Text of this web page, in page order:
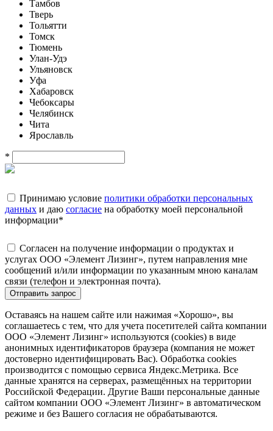
Тамбов
Тверь
Тольятти
Томск
Тюмень
Улан-Удэ
Ульяновск
Уфа
Хабаровск
Чебоксары
Челябинск
Чита
Ярославль
*
Принимаю условие политики обработки персональных
данных и даю согласие на обработку моей персональной
информации*
Согласен на получение информации о продуктах и
услугах ООО «Элемент Лизинг», путем направления мне
сообщений и/или информации по указанным мною каналам
связи (телефон и электронная почта).
Отправить запрос
Оставаясь на нашем сайте или нажимая «Хорошо», вы
соглашаетесь с тем, что для учета посетителей сайта компании
ООО «Элемент Лизинг» используются (cookies) в виде
анонимных идентификаторов браузера (компания не может
достоверно идентифицировать Вас). Обработка cookies
производится с помощью сервиса Яндекс.Метрика. Все
данные хранятся на серверах, размещённых на территории
Российской Федерации. Другие Ваши персональные данные
сайтом компании ООО «Элемент Лизинг» в автоматическом
режиме и без Вашего согласия не обрабатываются.